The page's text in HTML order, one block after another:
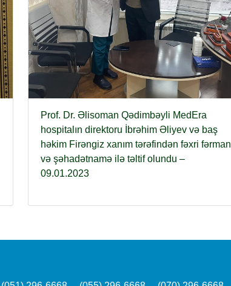
Prof. Dr. Əlisoman Qədimbəyli MedEra
hospitalın direktoru İbrəhim Əliyev və baş
həkim Firəngiz xanım tərəfindən fəxri fərman
və şəhadətnamə ilə təltif olundu –
09.01.2023